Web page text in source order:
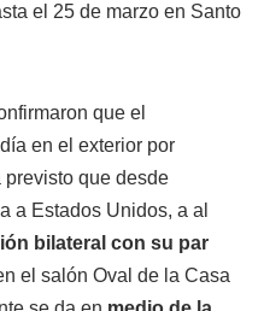
el 25 de marzo en Santo
que el
en el exterior por
que desde
a Estados Unidos, a al
bilateral con su par
el salón Oval de la Casa